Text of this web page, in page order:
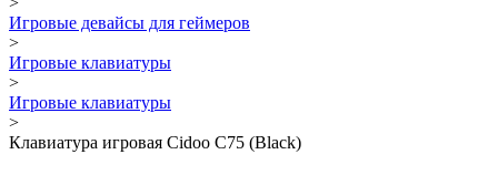
Игровые девайсы для геймеров
>
Игровые клавиатуры
>
Игровые клавиатуры
>
Клавиатура игровая Cidoo C75 (Black)